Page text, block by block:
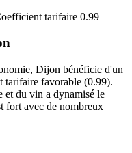
tarifaire 0.99
Dijon bénéficie d'un
tarifaire favorable (0.99).
et du vin a dynamisé le
fort avec de nombreux